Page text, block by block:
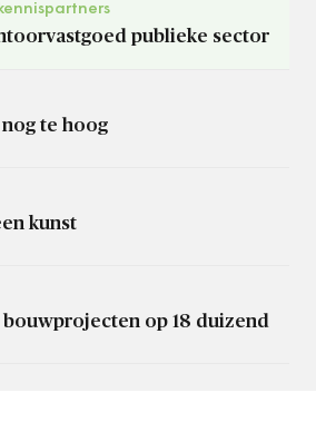
publieke sector
te hoog
kunst
op 18 duizend